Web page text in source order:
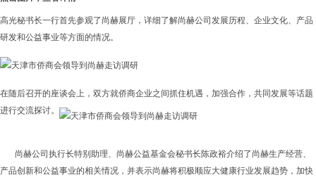
高光秘书长一行首先参观了尚赫展厅，详细了解尚赫公司发展历程、企业文化、产品
研发和公益事业等方面的情况。
在随后召开的座谈会上，双方就侨商企业之间抓住机遇，加强合作，共同发展等话题
进行交流探讨。
尚赫公司执行长特别助理、尚赫公益基金会秘书长陈政裕介绍了尚赫生产经营、
产品创新和公益事业的相关情况，并表示尚赫将积极顺应大健康行业发展趋势，加快